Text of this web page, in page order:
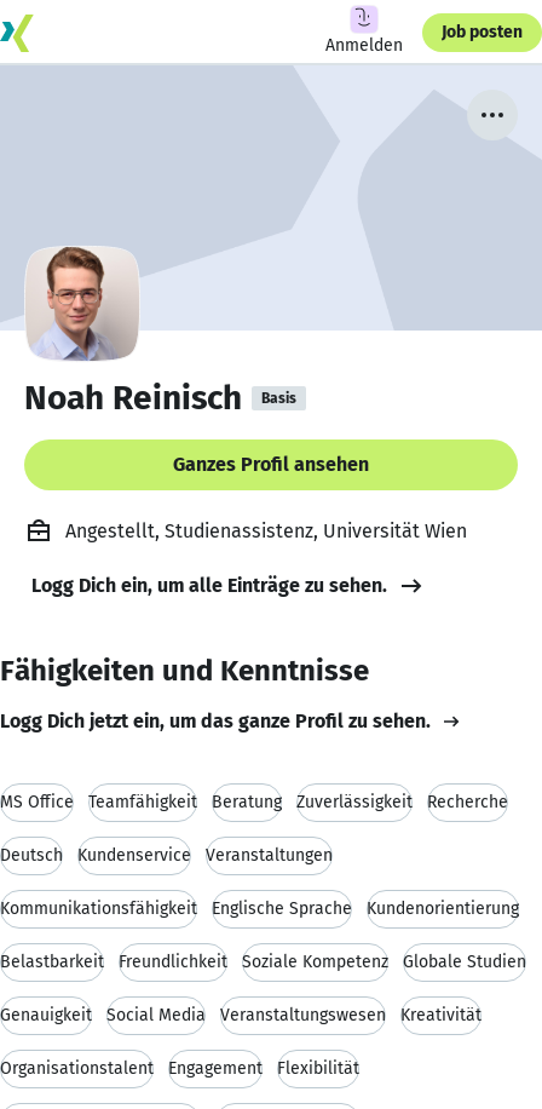
Anmelden
Job posten
Noah Reinisch Basis
Ganzes Profil ansehen
Angestellt, Studienassistenz, Universität Wien
Logg Dich ein, um alle Einträge zu sehen.
Fähigkeiten und Kenntnisse
Logg Dich jetzt ein, um das ganze Profil zu sehen.
MS Office Teamfähigkeit Beratung Zuverlässigkeit Recherche
Deutsch Kundenservice Veranstaltungen
Kommunikationsfähigkeit Englische Sprache Kundenorientierung
Belastbarkeit Freundlichkeit Soziale Kompetenz Globale Studien
Genauigkeit Social Media Veranstaltungswesen Kreativität
Organisationstalent Engagement Flexibilität